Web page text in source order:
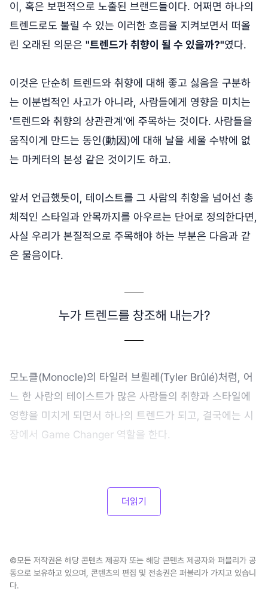
이, 혹은 보편적으로 노출된 브랜드들이다. 어쩌면 하나의
트렌드로도 불릴 수 있는 이러한 흐름을 지켜보면서 떠올
린 오래된 의문은 "트렌드가 취향이 될 수 있을까?"였다.
이것은 단순히 트렌드와 취향에 대해 좋고 싫음을 구분하
는 이분법적인 사고가 아니라, 사람들에게 영향을 미치는
'트렌드와 취향의 상관관계'에 주목하는 것이다. 사람들을
움직이게 만드는 동인(動因)에 대해 날을 세울 수밖에 없
는 마케터의 본성 같은 것이기도 하고.
앞서 언급했듯이, 테이스트를 그 사람의 취향을 넘어선 총
체적인 스타일과 안목까지를 아우르는 단어로 정의한다면,
사실 우리가 본질적으로 주목해야 하는 부분은 다음과 같
은 물음이다.
누가 트렌드를 창조해 내는가?
모노클(Monocle)의 타일러 브륄레(Tyler Brûlé)처럼, 어
느 한 사람의 테이스트가 많은 사람들의 취향과 스타일에
영향을 미치게 되면서 하나의 트렌드가 되고, 결국에는 시
장에서 Game Changer 역할을 한다.
더읽기
©모든 저작권은 해당 콘텐츠 제공자 또는 해당 콘텐츠 제공자와 퍼블리가 공
동으로 보유하고 있으며, 콘텐츠의 편집 및 전송권은 퍼블리가 가지고 있습니
다.